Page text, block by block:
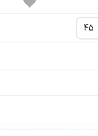
45